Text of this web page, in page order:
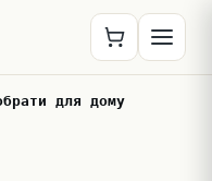
для дому